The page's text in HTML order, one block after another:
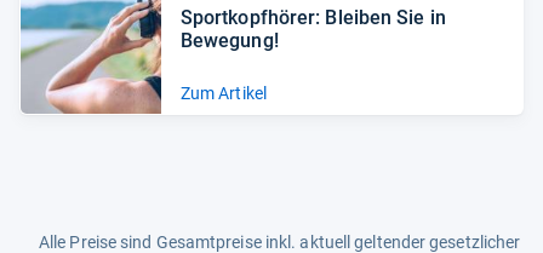
Sport­kopf­hö­rer: Blei­ben Sie in
Bewe­gung!
Zum Artikel
Alle Preise sind Gesamtpreise inkl. aktuell geltender gesetzlicher